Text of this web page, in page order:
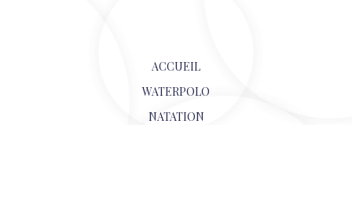
ACCUEIL
WATERPOLO
NATATION